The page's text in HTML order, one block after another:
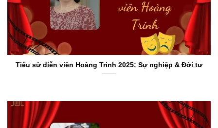
Tiểu sử diễn viên Hoàng Trinh 2025: Sự nghiệp & Đời tư